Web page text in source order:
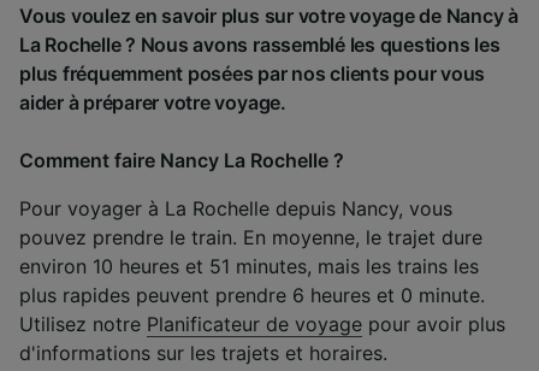
Vous voulez en savoir plus sur votre voyage de Nancy à
La Rochelle ? Nous avons rassemblé les questions les
plus fréquemment posées par nos clients pour vous
aider à préparer votre voyage.
Comment faire Nancy La Rochelle ?
Pour voyager à La Rochelle depuis Nancy, vous
pouvez prendre le train. En moyenne, le trajet dure
environ 10 heures et 51 minutes, mais les trains les
plus rapides peuvent prendre 6 heures et 0 minute.
Utilisez notre Planificateur de voyage pour avoir plus
d'informations sur les trajets et horaires.